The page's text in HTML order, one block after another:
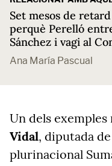
Set mesos de
perquè Perelló
Sánchez i vagi al
Ana María Pascual
Un dels
Vidal, diputada
plurinacional